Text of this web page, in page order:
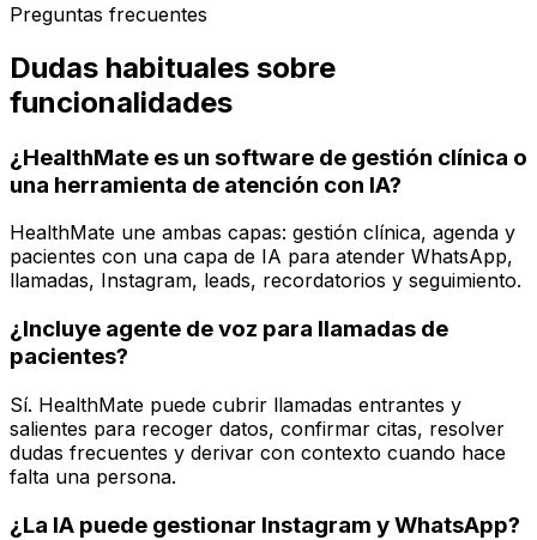
Preguntas frecuentes
Dudas habituales sobre
funcionalidades
¿HealthMate es un software de gestión clínica o
una herramienta de atención con IA?
HealthMate une ambas capas: gestión clínica, agenda y
pacientes con una capa de IA para atender WhatsApp,
llamadas, Instagram, leads, recordatorios y seguimiento.
¿Incluye agente de voz para llamadas de
pacientes?
Sí. HealthMate puede cubrir llamadas entrantes y
salientes para recoger datos, confirmar citas, resolver
dudas frecuentes y derivar con contexto cuando hace
falta una persona.
¿La IA puede gestionar Instagram y WhatsApp?